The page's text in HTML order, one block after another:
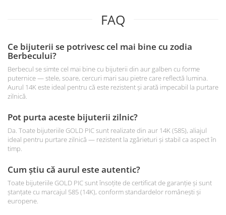
FAQ
Ce bijuterii se potrivesc cel mai bine cu zodia
Berbecului?
Berbecul se simte cel mai bine cu bijuterii din aur galben cu forme
puternice — stele, soare, cercuri mari sau pietre care reflectă lumina.
Aurul 14K este ideal pentru că este rezistent și arată impecabil la purtare
zilnică.
Pot purta aceste bijuterii zilnic?
Da. Toate bijuteriile GOLD PIC sunt realizate din aur 14K (585), aliajul
ideal pentru purtare zilnică — rezistent la zgârieturi și stabil ca aspect în
timp.
Cum știu că aurul este autentic?
Toate bijuteriile GOLD PIC sunt însoțite de certificat de garanție și sunt
ștanțate cu marcajul 585 (14K), conform standardelor românești și
europene.